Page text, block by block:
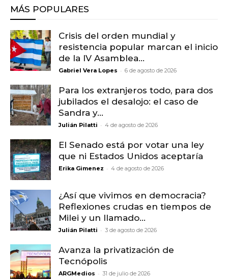
MÁS POPULARES
Crisis del orden mundial y
resistencia popular marcan el inicio
de la IV Asamblea...
Gabriel Vera Lopes - 6 de agosto de 2026
Para los extranjeros todo, para dos
jubilados el desalojo: el caso de
Sandra y...
Julián Pilatti - 4 de agosto de 2026
El Senado está por votar una ley
que ni Estados Unidos aceptaría
Erika Gimenez - 4 de agosto de 2026
¿Así que vivimos en democracia?
Reflexiones crudas en tiempos de
Milei y un llamado...
Julián Pilatti - 3 de agosto de 2026
Avanza la privatización de
Tecnópolis
ARGMedios - 31 de julio de 2026